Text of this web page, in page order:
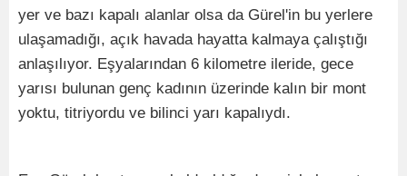
yer ve bazı kapalı alanlar olsa da Gürel'in bu yerlere
ulaşamadığı, açık havada hayatta kalmaya çalıştığı
anlaşılıyor. Eşyalarından 6 kilometre ileride, gece
yarısı bulunan genç kadının üzerinde kalın bir mont
yoktu, titriyordu ve bilinci yarı kapalıydı.